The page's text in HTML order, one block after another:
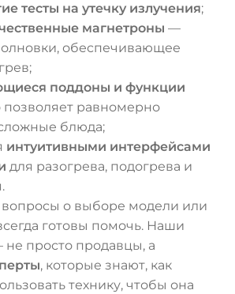
тесты на утечку излучения;
магнетроны —
обеспечивающее
поддоны и функции
позволяет равномерно
блюда;
интуитивными интерфейсами
для разогрева, подогрева и
вопросы о выборе модели или
готовы помочь. Наши
просто продавцы, а
, которые знают, как
технику, чтобы она